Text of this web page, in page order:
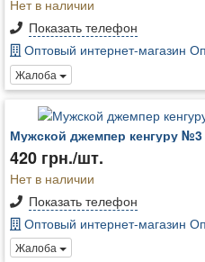
Нет в наличии
Показать телефон
Оптовый интернет-магазин
Жалоба
Мужской джемпер кенгуру №3
420 грн./шт.
Нет в наличии
Показать телефон
Оптовый интернет-магазин
Жалоба